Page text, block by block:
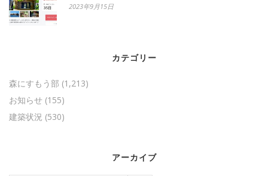
2023年9月15日
カテゴリー
森にすもう部 (1,213)
お知らせ (155)
建築状況 (530)
アーカイブ